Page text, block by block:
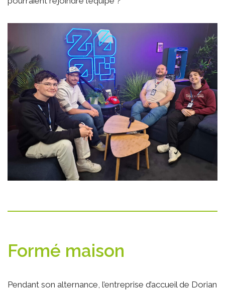
Formé maison
Pendant son alternance, l’entreprise d’accueil de Dorian